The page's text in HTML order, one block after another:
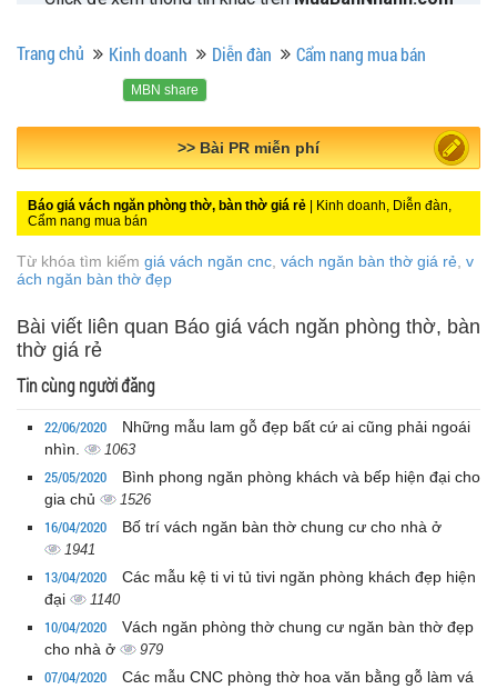
Trang chủ Kinh doanh Diễn đàn Cẩm nang mua bán
MBN share
>> Quảng cáo miễn phí
Báo giá vách ngăn phòng thờ, bàn thờ giá rẻ | Kinh doanh, Diễn đàn,
Cẩm nang mua bán
Từ khóa tìm kiếm giá vách ngăn cnc, vách ngăn bàn thờ giá rẻ, v
ách ngăn bàn thờ đẹp
Bài viết liên quan Báo giá vách ngăn phòng thờ, bàn
thờ giá rẻ
Tin cùng người đăng
22/06/2020
Những mẫu lam gỗ đẹp bất cứ ai cũng phải ngoái
nhìn.
1063
25/05/2020
Bình phong ngăn phòng khách và bếp hiện đại cho
gia chủ
1526
16/04/2020 Bố trí vách ngăn bàn thờ chung cư cho nhà ở
1941
13/04/2020
Các mẫu kệ ti vi tủ tivi ngăn phòng khách đẹp hiện
đại
1140
10/04/2020
Vách ngăn phòng thờ chung cư ngăn bàn thờ đẹp
cho nhà ở
979
07/04/2020
Các mẫu CNC phòng thờ hoa văn bằng gỗ làm vá